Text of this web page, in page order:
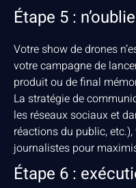
Étape 5 :
Votre show de drones
votre campagne de
produit ou de final
La stratégie de
les réseaux sociaux et
réactions du public,
journalistes pour
Étape 6 :